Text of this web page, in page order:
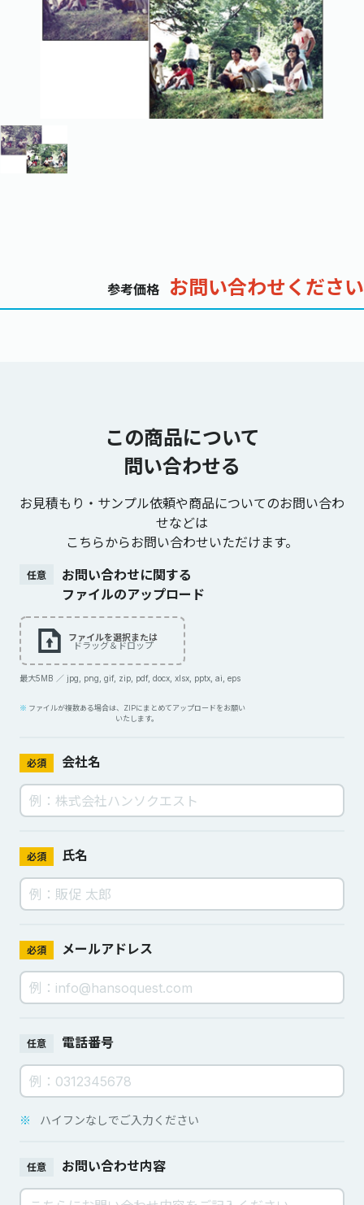
参考価格 お問い合わせください
この商品について
問い合わせる
お見積もり・サンプル依頼や商品についてのお問い合わ
せなどは
こちらからお問い合わせいただけます。
任意
お問い合わせに関する
ファイルのアップロード
ファイルを選択または
ドラッグ＆ドロップ
最大5MB ／ jpg, png, gif, zip, pdf, docx, xlsx, pptx, ai, eps
ファイルが複数ある場合は、ZIPにまとめてアップロードをお願い
いたします。
必須 会社名
必須 氏名
必須 メールアドレス
任意 電話番号
※ ハイフンなしでご入力ください
任意 お問い合わせ内容